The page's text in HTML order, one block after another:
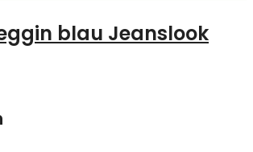
blau Jeanslook